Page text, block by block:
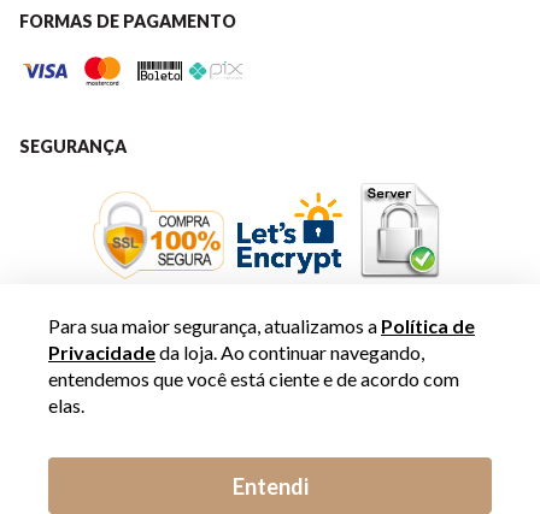
Para sua maior segurança, atualizamos a Política de
Privacidadeda loja. Ao continuar navegando,
entendemos que você está ciente e de acordo com
elas.
Entendi
FORMAS DE PAGAMENTO
SEGURANÇA